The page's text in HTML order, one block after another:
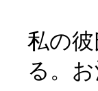
私の
る。